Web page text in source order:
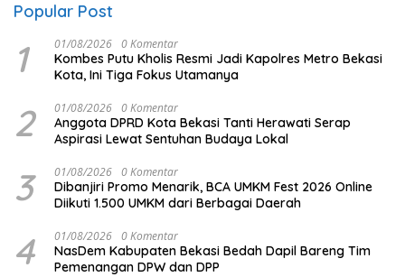
Popular Post
1 01/08/2026 0 Komentar
Kombes Putu Kholis Resmi Jadi Kapolres Metro Bekasi
Kota, Ini Tiga Fokus Utamanya
2 01/08/2026 0 Komentar
Anggota DPRD Kota Bekasi Tanti Herawati Serap
Aspirasi Lewat Sentuhan Budaya Lokal
3 01/08/2026 0 Komentar
Dibanjiri Promo Menarik, BCA UMKM Fest 2026 Online
Diikuti 1.500 UMKM dari Berbagai Daerah
4 01/08/2026 0 Komentar
NasDem Kabupaten Bekasi Bedah Dapil Bareng Tim
Pemenangan DPW dan DPP